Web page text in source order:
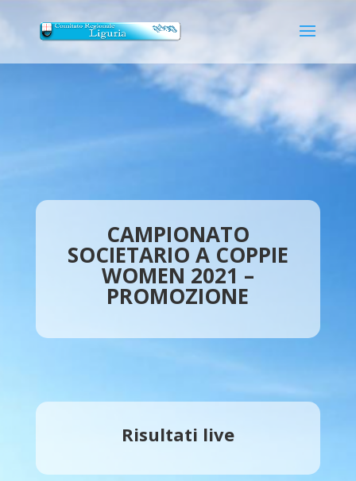
CAMPIONATO
SOCIETARIO A COPPIE
WOMEN 2021 –
PROMOZIONE
Risultati live